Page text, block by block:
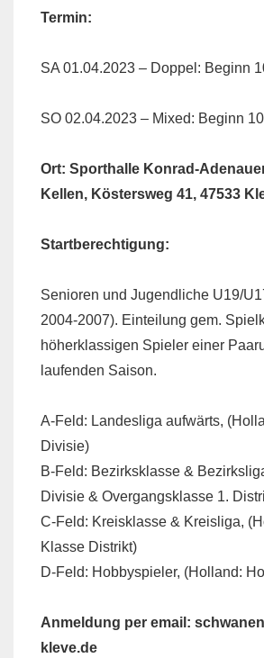
Termin:
SA 01.04.2023 – Doppel: Beginn
SO 02.04.2023 – Mixed: Beginn
Ort: Sporthalle Konrad-
Kellen, Köstersweg 41, 47533
Startberechtigung:
Senioren und Jugendliche U19/
2004-2007). Einteilung gem.
höherklassigen Spieler einer
laufenden Saison.
A-Feld: Landesliga aufwärts,
Divisie)
B-Feld: Bezirksklasse &
Divisie & Overgangsklasse 1.
C-Feld: Kreisklasse & Kreisliga,
Klasse Distrikt)
D-Feld: Hobbyspieler, (Holland:
Anmeldung per email:
kleve.de